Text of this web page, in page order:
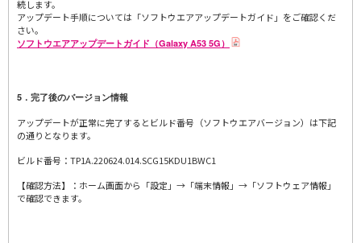
続します。
アップデート手順については「ソフトウエアアップデートガイド」をご確認くだ
さい。
ソフトウエアアップデートガイド（Galaxy A53 5G）
5．完了後のバージョン情報
アップデートが正常に完了するとビルド番号（ソフトウエアバージョン）は下記
の通りとなります。
ビルド番号：TP1A.220624.014.SCG15KDU1BWC1
【確認方法】：ホーム画面から「設定」→「端末情報」→「ソフトウェア情報」
で確認できます。